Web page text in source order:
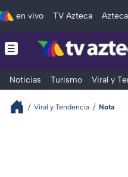
en vivo TV Azteca
Noticias Turismo Viral y
Viral y Tendencia Nota